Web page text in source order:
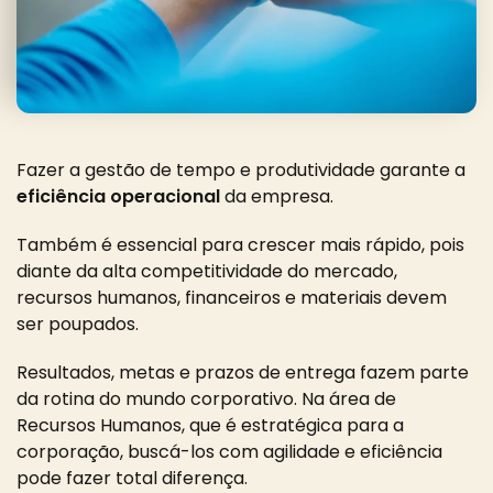
Fazer a gestão de tempo e produtividade garante a
eficiência operacionalda empresa.
Também é essencial para crescer mais rápido, pois
diante da alta competitividade do mercado,
recursos humanos, financeiros e materiais devem
ser poupados.
Resultados, metas e prazos de entrega fazem parte
da rotina do mundo corporativo. Na área de
Recursos Humanos, que éestratégica para a
corporação, buscá-los com agilidade e eficiência
pode fazer total diferença.